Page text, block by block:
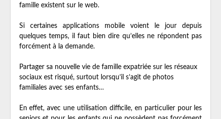
famille existent sur le web.
Si certaines applications mobile voient le jour depuis
quelques temps, il faut bien dire qu’elles ne répondent pas
forcément à la demande.
Partager sa nouvelle vie de famille expatriée sur les réseaux
sociaux est risqué, surtout lorsqu’il s’agit de photos
familiales avec ses enfants…
En effet, avec une utilisation difficile, en particulier pour les